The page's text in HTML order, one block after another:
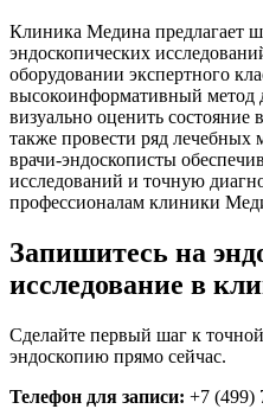
Клиника Медина предлагает
эндоскопических
оборудовании экспертного
высокоинформативный метод
визуально оценить состояние
также провести ряд
врачи-эндоскописты
исследований и точную
профессионалам клиники
Запишитесь на
исследование в
Сделайте первый шаг к
эндоскопию прямо сейчас.
Телефон для записи: +7 (499)